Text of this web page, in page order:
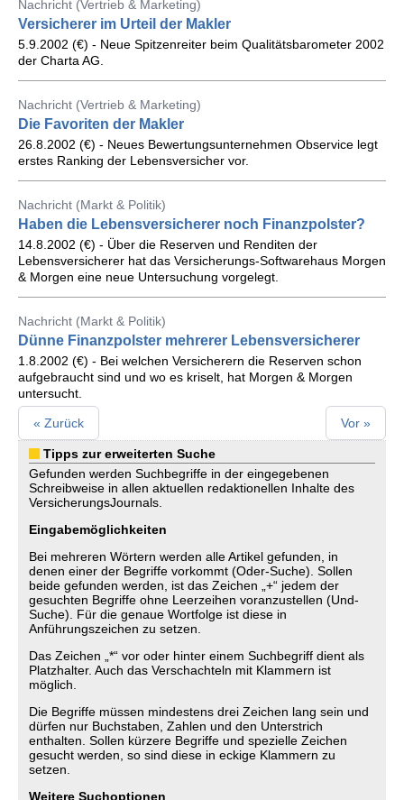
Nachricht (Vertrieb & Marketing)
Versicherer im Urteil der Makler
5.9.2002 (€) - Neue Spitzenreiter beim Qualitätsbarometer 2002
der Charta AG.
Nachricht (Vertrieb & Marketing)
Die Favoriten der Makler
26.8.2002 (€) - Neues Bewertungsunternehmen Observice legt
erstes Ranking der Lebensversicher vor.
Nachricht (Markt & Politik)
Haben die Lebensversicherer noch Finanzpolster?
14.8.2002 (€) - Über die Reserven und Renditen der
Lebensversicherer hat das Versicherungs-Softwarehaus Morgen
& Morgen eine neue Untersuchung vorgelegt.
Nachricht (Markt & Politik)
Dünne Finanzpolster mehrerer Lebensversicherer
1.8.2002 (€) - Bei welchen Versicherern die Reserven schon
aufgebraucht sind und wo es kriselt, hat Morgen & Morgen
untersucht.
« Zurück Vor »
Tipps zur erweiterten Suche
Gefunden werden Suchbegriffe in der eingegebenen
Schreibweise in allen aktuellen redaktionellen Inhalte des
VersicherungsJournals.
Eingabemöglichkeiten
Bei mehreren Wörtern werden alle Artikel gefunden, in
denen einer der Begriffe vorkommt (Oder-Suche). Sollen
beide gefunden werden, ist das Zeichen „+“ jedem der
gesuchten Begriffe ohne Leerzeihen voranzustellen (Und-
Suche). Für die genaue Wortfolge ist diese in
Anführungszeichen zu setzen.
Das Zeichen „*“ vor oder hinter einem Suchbegriff dient als
Platzhalter. Auch das Verschachteln mit Klammern ist
möglich.
Die Begriffe müssen mindestens drei Zeichen lang sein und
dürfen nur Buchstaben, Zahlen und den Unterstrich
enthalten. Sollen kürzere Begriffe und spezielle Zeichen
gesucht werden, so sind diese in eckige Klammern zu
setzen.
Weitere Suchoptionen